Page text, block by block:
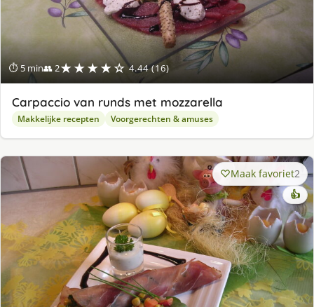
⏱ 5 min👥 2★★★★☆ 4.44 (16)
Carpaccio van runds met mozzarella
Makkelijke recepten Voorgerechten & amuses
Maak favoriet2
👍